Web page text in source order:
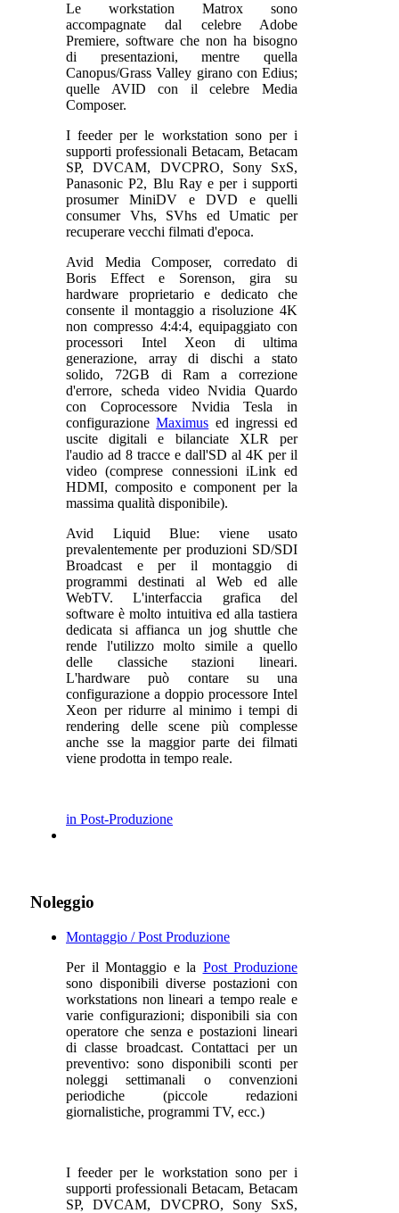
Le workstation Matrox sono
accompagnate dal celebre Adobe
Premiere, software che non ha bisogno
di presentazioni, mentre quella
Canopus/Grass Valley girano con Edius;
quelle AVID con il celebre Media
Composer.
I feeder per le workstation sono per i
supporti professionali Betacam, Betacam
SP, DVCAM, DVCPRO, Sony SxS,
Panasonic P2, Blu Ray e per i supporti
prosumer MiniDV e DVD e quelli
consumer Vhs, SVhs ed Umatic per
recuperare vecchi filmati d'epoca.
Avid Media Composer, corredato di
Boris Effect e Sorenson, gira su
hardware proprietario e dedicato che
consente il montaggio a risoluzione 4K
non compresso 4:4:4, equipaggiato con
processori Intel Xeon di ultima
generazione, array di dischi a stato
solido, 72GB di Ram a correzione
d'errore, scheda video Nvidia Quardo
con Coprocessore Nvidia Tesla in
configurazioneMaximus ed ingressi ed
uscite digitali e bilanciate XLR per
l'audio ad 8 tracce e dall'SD al 4K per il
video (comprese connessioni iLink ed
HDMI, composito e component per la
massima qualità disponibile).
Avid Liquid Blue: viene usato
prevalentemente per produzioni SD/SDI
Broadcast e per il montaggio di
programmi destinati al Web ed alle
WebTV. L'interfaccia grafica del
software è molto intuitiva ed alla tastiera
dedicata si affianca un jog shuttle che
rende l'utilizzo molto simile a quello
delle classiche stazioni lineari.
L'hardware può contare su una
configurazione a doppio processore Intel
Xeon per ridurre al minimo i tempi di
rendering delle scene più complesse
anche sse la maggior parte dei filmati
viene prodotta in tempo reale.
in Post-Produzione
Noleggio
Montaggio / Post Produzione
Per il Montaggio e la Post Produzione
sono disponibili diverse postazioni con
workstations non lineari a tempo reale e
varie configurazioni; disponibili sia con
operatore che senza e postazioni lineari
di classe broadcast. Contattaci per un
preventivo: sono disponibili sconti per
noleggi settimanali o convenzioni
periodiche (piccole redazioni
giornalistiche, programmi TV, ecc.)
I feeder per le workstation sono per i
supporti professionali Betacam, Betacam
SP, DVCAM, DVCPRO, Sony SxS,